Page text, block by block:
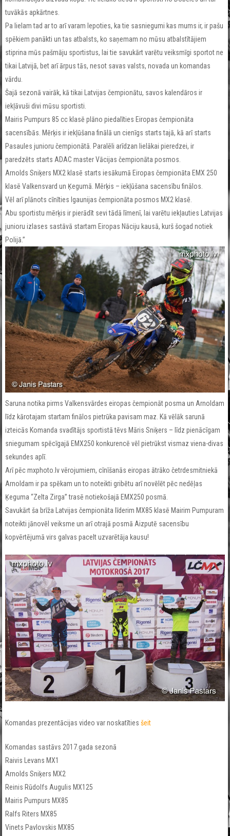
tuvākās apkārtnes.
Pa lielam tad ar to arī varam lepoties, ka tie sasniegumi kas mums ir, ir pašu
spēkiem panākti un tas atbalsts, ko saņemam no mūsu atbalstītājiem
stiprina mūs pašmāju sportistus, lai tie savukārt varētu veiksmīgi sportot ne
tikai Latvijā, bet arī ārpus tās, nesot savas valsts, novada un komandas
vārdu.
Šajā sezonā vairāk, kā tikai Latvijas čempionātu, savos kalendāros ir
iekļāvuši divi mūsu sportisti.
Mairis Pumpurs 85 cc klasē plāno piedalīties Eiropas čempionāta
sacensībās. Mērķis ir iekļūšana finālā un cienīgs starts tajā, kā arī starts
Pasaules junioru čempionātā. Paralēli arīdzan lielākai pieredzei, ir
paredzēts starts ADAC master Vācijas čempionāta posmos.
Arnolds Sniķers MX2 klasē starts iesākumā Eiropas čempionāta EMX 250
klasē Valkensvard un Ķegumā. Mērķis – iekļūšana sacensību finālos.
Vēl arī plānots cīnīties Igaunijas čempionāta posmos MX2 klasē.
Abu sportistu mērķis ir pierādīt sevi tādā līmenī, lai varētu iekļauties Latvijas
junioru izlases sastāvā startam Eiropas Nāciju kausā, kurš šogad notiek
Polijā.”
Saruna notika pirms Valkensvārdes eiropas čempionāt posma un Arnoldam
līdz kārotajam startam finālos pietrūka pavisam maz. Kā vēlāk sarunā
izteicās Komanda svadītājs sportistā tēvs Māris Sniķers – līdz pienācīgam
sniegumam spēcīgajā EMX250 konkurencē vēl pietrūkst vismaz viena-divas
sekundes aplī.
Arī pēc mxphoto.lv vērojumiem, cīnīšanās eiropas ātrāko četrdesmitniekā
Arnoldam ir pa spēkam un to noteikti gribētu arī novēlēt pēc nedēļas
Ķeguma “Zelta Zirga” trasē notiekošajā EMX250 posmā.
Savukārt ša brīža Latvijas čempionāta līderim MX85 klasē Mairim Pumpuram
noteikti jānovēl veiksme un arī otrajā posmā Aizputē sacensību
kopvērtējumā virs galvas pacelt uzvarētāja kausu!
Komandas prezentācijas video var noskatītiesšeit
Komandas sastāvs 2017.gada sezonā
Raivis Levans MX1
Arnolds Sniķers MX2
Reinis Rūdolfs Augulis MX125
Mairis Pumpurs MX85
Ralfs Riters MX85
Vinets Pavlovskis MX85